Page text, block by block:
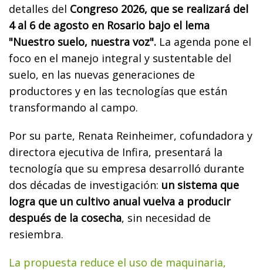
detalles del Congreso 2026, que se realizará del
4 al 6 de agosto en Rosario bajo el lema
"Nuestro suelo, nuestra voz". La agenda pone el
foco en el manejo integral y sustentable del
suelo, en las nuevas generaciones de
productores y en las tecnologías que están
transformando al campo.
Por su parte, Renata Reinheimer, cofundadora y
directora ejecutiva de Infira, presentará la
tecnología que su empresa desarrolló durante
dos décadas de investigación: un sistema que
logra que un cultivo anual vuelva a producir
después de la cosecha, sin necesidad de
resiembra.
La propuesta reduce el uso de maquinaria,